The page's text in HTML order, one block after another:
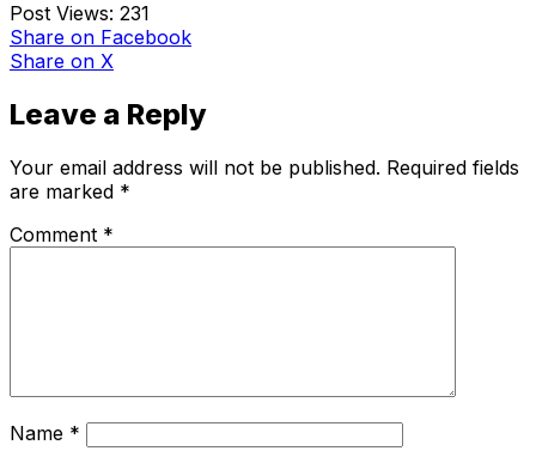
Post Views: 231
Share on Facebook
Share on X
Leave a Reply
Your email address will not be published. Required fields
are marked *
Comment *
Name *